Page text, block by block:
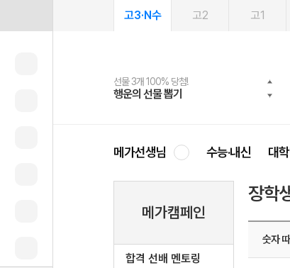
고3·N수 고2 고1
선물 3개 100% 당첨!
행운의 선물 뽑기
선물 100% 증정!
메가스터디 X 올리브
여름방학 스터디 캐시백
메가런 썸머스쿨
2027 러셀 단과
강사 공개선발
스마트러닝앱
설문 EVENT
메가패스
3일 무료 체험권
메가패스 수강생 무료혜택!
메가클럽 멤버십
사회공헌 캠페인
희망이룸 메가나눔
메가선생님 수능·내신 대
메가캠페인
합격 선배 멘토링
장학
숫자